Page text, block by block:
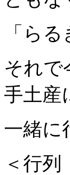
「ら
それで
手土産
一緒に
＜行列